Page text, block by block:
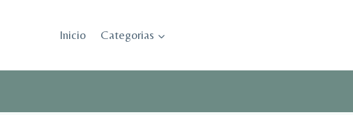
Inicio Categorias